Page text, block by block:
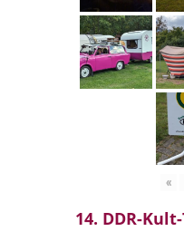
«
14. DDR-